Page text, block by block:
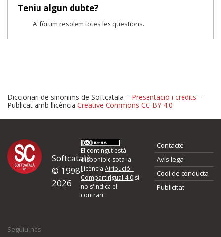
Teniu algun dubte?
Al fòrum resolem totes les qüestions.
Proposeu-nos millores o
d'errors
Si heu trobat un error o voleu proposar alguna millora, ompliu els
quina és la millora que proposeu o l'error del qual voleu informar-
Diccionari de sinònims de Softcatalà – Presentació i crèdits –
Publicat amb llicència Creative Commons CC-BY 4.0
Softcatalà
© 1998-
2026
El contingut està
disponible sota la
llicènciaAtribució -
CompartirIgual 4.0 si
no s'indica el
contrari.
Contacte
Avís legal
Codi de conducta
Publicitat
Seguiu-nos